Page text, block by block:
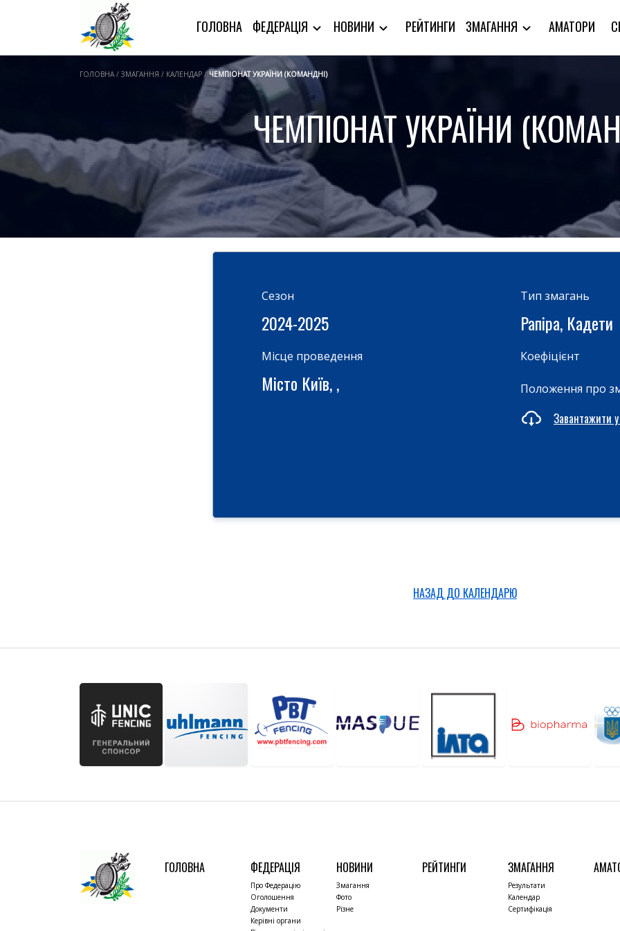
ГОЛОВНА ФЕДЕРАЦІЯ НОВИНИ РЕЙТИНГИ ЗМАГАННЯ АМАТОРИ
ГОЛОВНА / ЗМАГАННЯ / КАЛЕНДАР / ЧЕМПІОНАТ УКРАЇНИ (КОМАНДНІ)
ЧЕМПІОНАТ УКРАЇНИ
Cезон
2024-2025
Місце проведення
Місто Київ, ,
Тип змагань
Рапіра, Кадети
Коефіцієнт
Положення про
Завантажити
НАЗАД ДО КАЛЕНДАРЮ
ГОЛОВНА ФЕДЕРАЦІЯ
Про Федерацію
Оголошення
Документи
Керівні органи
НОВИНИ
Змагання
Фото
Різне
РЕЙТИНГИ ЗМАГАННЯ
Результати
Календар
Сертифікація